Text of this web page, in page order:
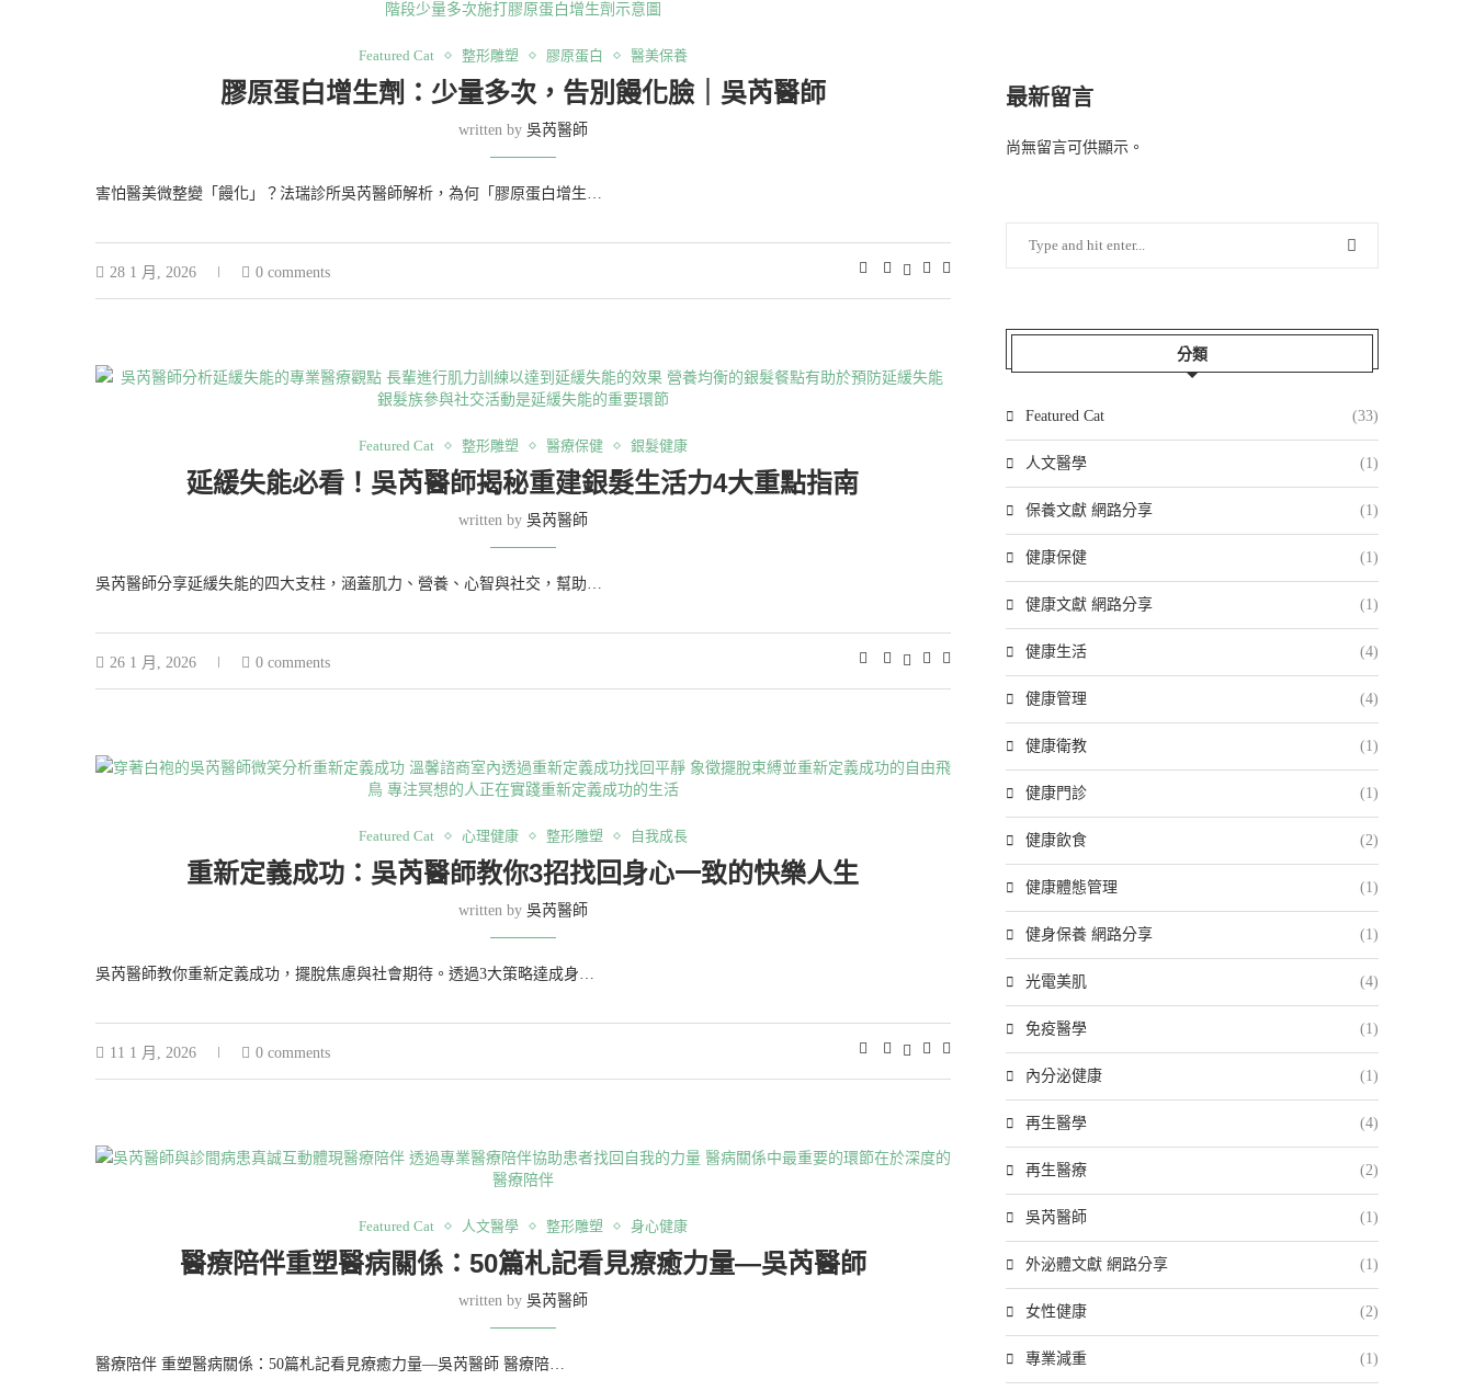
Featured Cat 整形雕塑 膠原蛋白 醫美保養
膠原蛋白增生劑：少量多次，告別饅化臉｜吳芮醫師
written by 吳芮醫師
害怕醫美微整變「饅化」？法瑞診所吳芮醫師解析，為何「膠原蛋白增生…
28 1 月, 2026 0 comments
Featured Cat 整形雕塑 醫療保健 銀髮健康
延緩失能必看！吳芮醫師揭秘重建銀髮生活力4大重點指南
written by 吳芮醫師
吳芮醫師分享延緩失能的四大支柱，涵蓋肌力、營養、心智與社交，幫助…
26 1 月, 2026 0 comments
Featured Cat 心理健康 整形雕塑 自我成長
重新定義成功：吳芮醫師教你3招找回身心一致的快樂人生
written by 吳芮醫師
吳芮醫師教你重新定義成功，擺脫焦慮與社會期待。透過3大策略達成身…
11 1 月, 2026 0 comments
Featured Cat 人文醫學 整形雕塑 身心健康
醫療陪伴重塑醫病關係：50篇札記看見療癒力量—吳芮醫師
written by 吳芮醫師
醫療陪伴 重塑醫病關係：50篇札記看見療癒力量—吳芮醫師 醫療陪…
最新留言
尚無留言可供顯示。
分類
Featured Cat (33)
人文醫學 (1)
保養文獻 網路分享 (1)
健康保健 (1)
健康文獻 網路分享 (1)
健康生活 (4)
健康管理 (4)
健康衛教 (1)
健康門診 (1)
健康飲食 (2)
健康體態管理 (1)
健身保養 網路分享 (1)
光電美肌 (4)
免疫醫學 (1)
內分泌健康 (1)
再生醫學 (4)
再生醫療 (2)
吳芮醫師 (1)
外泌體文獻 網路分享 (1)
女性健康 (2)
專業減重 (1)